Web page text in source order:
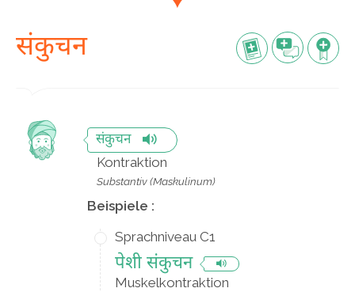
संकुचन
संकुचन
Kontraktion
Substantiv (Maskulinum)
Beispiele :
Sprachniveau C1
पेशी संकुचन
Muskelkontraktion